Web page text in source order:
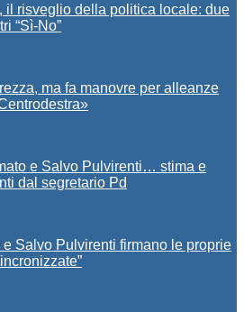
il risveglio della politica locale: due
“Sì-No”
ma fa manovre per alleanze
e Salvo Pulvirenti… stima e
dal segretario Pd
e Salvo Pulvirenti firmano le proprie